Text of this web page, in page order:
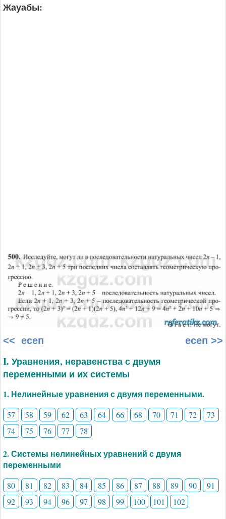
Жауабы:
<< есеп есеп >>
I. Уравнения, неравенства с двумя
переменными и их системы
1. Нелинейные уравнения с двумя переменными.
57 58 59 62 63 64 66 68 70 71 72
73
74
75 76 77 78
2. Системы нелинейных уравнений с двумя
переменными
80 81 82 83 84 85 86 87 88 89 90
91
92
93 94 96 97 98 99 100 101 102